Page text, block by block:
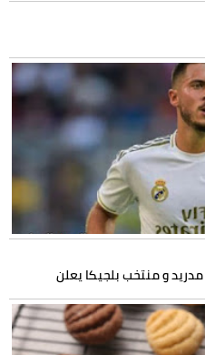
مدريد و منتخب بلجيكا يعلن